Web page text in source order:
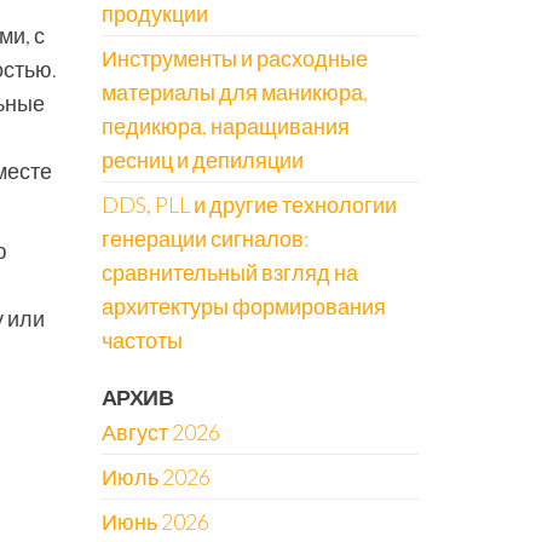
с
или
продукции
Инструменты и расходные
материалы для маникюра,
педикюра, наращивания
ресниц и депиляции
DDS, PLL и другие технологии
генерации сигналов:
сравнительный взгляд на
архитектуры формирования
частоты
АРХИВ
Август 2026
Июль 2026
Июнь 2026